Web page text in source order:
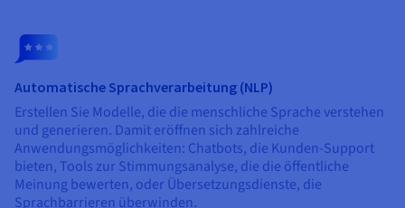
Automatische Sprachverarbeitung (NLP)
Erstellen Sie Modelle, die die menschliche Sprache verstehen
und generieren. Damit eröffnen sich zahlreiche
Anwendungsmöglichkeiten: Chatbots, die Kunden-Support
bieten, Tools zur Stimmungsanalyse, die die öffentliche
Meinung bewerten, oder Übersetzungsdienste, die
Sprachbarrieren überwinden.